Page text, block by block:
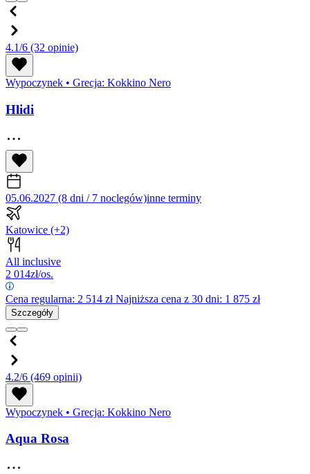
4.1/6 (32 opinie)
Wypoczynek • Grecja: Kokkino Nero
Hlidi
05.06.2027 (8 dni / 7 noclegów)inne terminy
Katowice (+2)
All inclusive
2 014zł/os.
Cena regularna: 2 514 złNajniższa cena z 30 dni: 1 875 zł
Szczegóły
4.2/6 (469 opinii)
Wypoczynek • Grecja: Kokkino Nero
Aqua Rosa